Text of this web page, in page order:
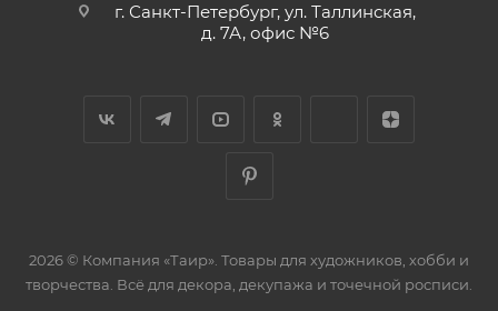
г. Санкт-Петербург, ул. Таллинская,
д. 7А, офис №6
2026 © Компания «Таир». Товары для художников, хобби и
творчества. Всё для декора, декупажа и точечной росписи.